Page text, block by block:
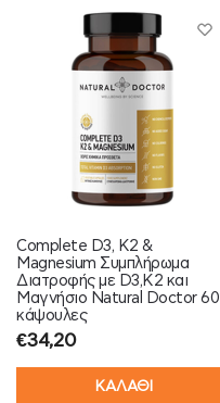
Complete D3, K2 &
Magnesium Συμπλήρωμα
Διατροφής με D3,K2 και
Μαγνήσιο Natural Doctor 60
κάψουλες
€34,20
ΚΑΛΑΘΙ